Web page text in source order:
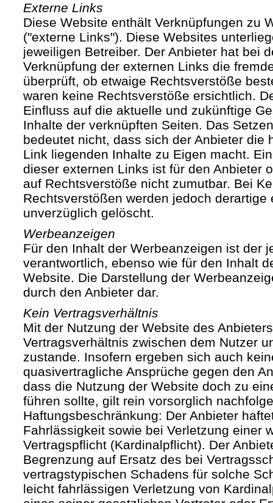
Externe Links
Diese Website enthält Verknüpfungen zu
("externe Links"). Diese Websites
jeweiligen Betreiber. Der Anbieter hat bei
Verknüpfung der externen Links die
überprüft, ob etwaige Rechtsverstöße
waren keine Rechtsverstöße ersichtlich.
Einfluss auf die aktuelle und zukünftige
Inhalte der verknüpften Seiten. Das
bedeutet nicht, dass sich der Anbieter die
Link liegenden Inhalte zu Eigen macht.
dieser externen Links ist für den Anbieter
auf Rechtsverstöße nicht zumutbar. Bei
Rechtsverstößen werden jedoch derartige
unverzüglich gelöscht.
Werbeanzeigen
Für den Inhalt der Werbeanzeigen ist der
verantwortlich, ebenso wie für den Inhalt
Website. Die Darstellung der
durch den Anbieter dar.
Kein Vertragsverhältnis
Mit der Nutzung der Website des
Vertragsverhältnis zwischen dem Nutzer
zustande. Insofern ergeben sich auch
quasivertragliche Ansprüche gegen den
dass die Nutzung der Website doch zu
führen sollte, gilt rein vorsorglich
Haftungsbeschränkung: Der Anbieter
Fahrlässigkeit sowie bei Verletzung einer
Vertragspflicht (Kardinalpflicht). Der
Begrenzung auf Ersatz des bei
vertragstypischen Schadens für solche
leicht fahrlässigen Verletzung von